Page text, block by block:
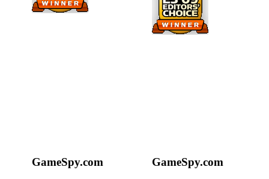
GameSpy.com GameSpy.com